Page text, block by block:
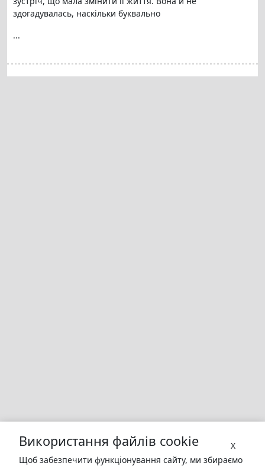
здогадувалась, наскільки буквально
...
X
Використання файлів cookie
Щоб забезпечити функціонування сайту, ми збираємо